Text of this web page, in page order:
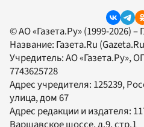
© АО «Газета.Ру» (1999-2026)
Название: Газета.Ru
Учредитель:АО «Газета.Ру»,
7743625728
Адрес учредителя: 125239,
улица, дом 67
Адрес редакции и издателя: